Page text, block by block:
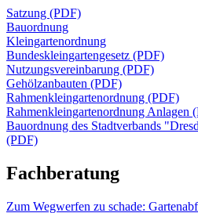
Satzung (PDF)
Bauordnung
Kleingartenordnung
Bundeskleingartengesetz (PDF)
Nutzungsvereinbarung (PDF)
Gehölzanbauten (PDF)
Rahmenkleingartenordnung (PDF)
Rahmenkleingartenordnung Anlagen
Bauordnung des Stadtverbands
(PDF)
Fachberatung
Zum Wegwerfen zu schade: